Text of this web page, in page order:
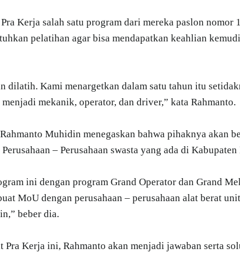
Kerja salah satu program dari mereka paslon nomor
pelatihan agar bisa mendapatkan keahlian
Kami menargetkan dalam satu tahun itu
mekanik, operator, dan driver,” kata Rahmanto.
Muhidin menegaskan bahwa pihaknya akan
– Perusahaan swasta yang ada di
ini dengan program Grand Operator dan Grand
MoU dengan perusahaan – perusahaan alat berat
beber dia.
Kerja ini, Rahmanto akan menjadi jawaban serta